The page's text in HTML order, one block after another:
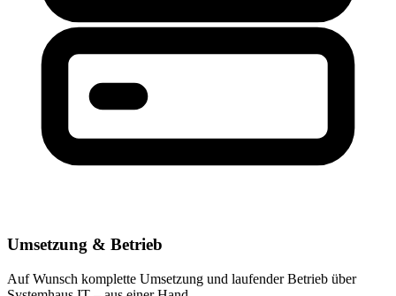
Umsetzung & Betrieb
Auf Wunsch komplette Umsetzung und laufender Betrieb über